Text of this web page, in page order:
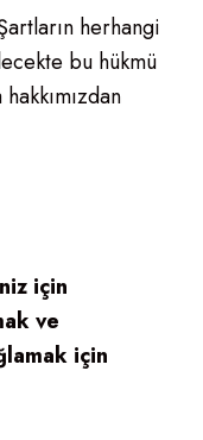
herhangi
bu hükmü
için
ve
için